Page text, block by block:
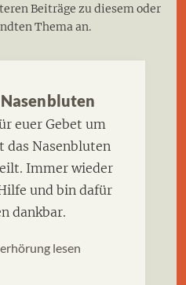
Beiträge zu diesem oder
Thema an.
euer Gebet um
das Nasenbluten
Immer wieder
und bin dafür
dankbar.
lesen